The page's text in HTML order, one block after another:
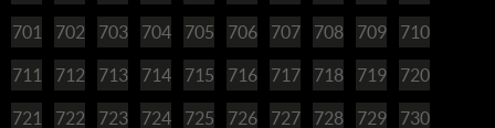
701 702 703 704 705 706 707 708 709 710
711 712 713 714 715 716 717 718 719 720
721 722 723 724 725 726 727 728 729 730